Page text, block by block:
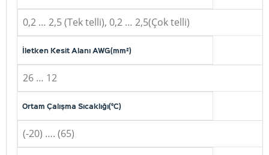
0,2 … 2,5 (Tek telli), 0,2 … 2,5(Çok telli)
İletken Kesit Alanı AWG(mm²)
26 … 12
Ortam Çalışma Sıcaklığı(°C)
(-20) …. (65)